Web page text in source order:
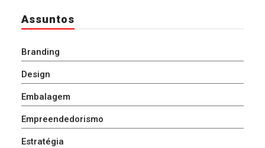
Assuntos
Branding
Design
Embalagem
Empreendedorismo
Estratégia